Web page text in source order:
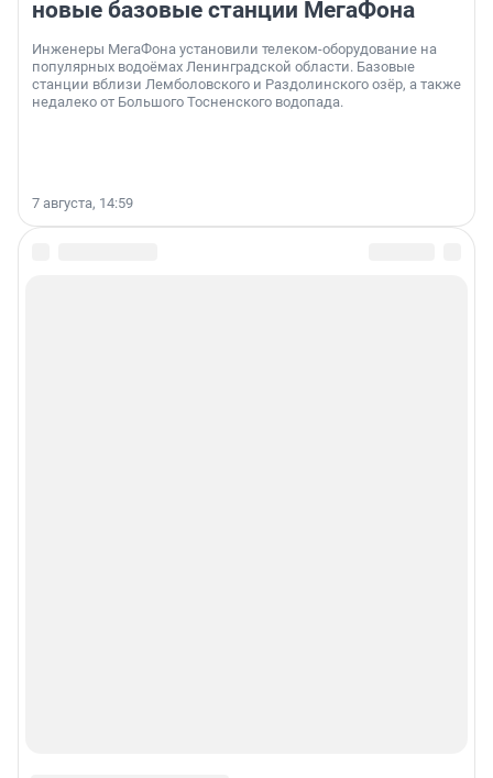
новые базовые станции МегаФона
Инженеры МегаФона установили телеком-оборудование на
популярных водоёмах Ленинградской области. Базовые
станции вблизи Лемболовского и Раздолинского озёр, а также
недалеко от Большого Тосненского водопада.
7 августа, 14:59